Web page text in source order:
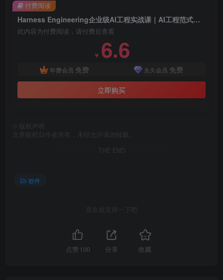
Harness Engineering企业级AI工程实战课｜AI工程范式进阶、智能体架构搭建、SDD规范开发、RAG智能客服项目全落地
此内容为付费阅读，请付费后查看
￥ 6.6
年费会员 免费 永久会员 免费
立即购买
付费阅读
版权声明
文章版权归作者所有，未经允许请勿转载。
THE END
软件
喜欢就支持一下吧
点赞 100 分享 收藏